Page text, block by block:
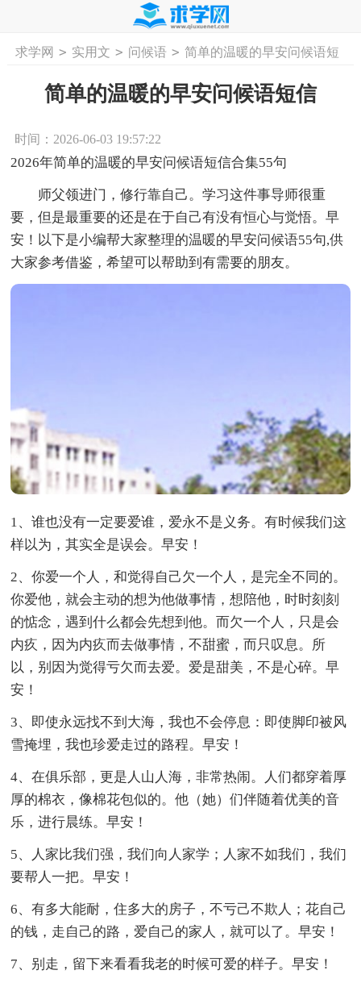
首页 工作计划 活动计划 学习计划
求学网 > 实用文 > 问候语 > 简单的温暖的早安问候语短
简单的温暖的早安问候语短信
时间：2026-06-03 19:57:22
2026年简单的温暖的早安问候语短信合集55句
师父领进门，修行靠自己。学习这件事导师很重
要，但是最重要的还是在于自己有没有恒心与觉悟。早
安！以下是小编帮大家整理的温暖的早安问候语55句,供
大家参考借鉴，希望可以帮助到有需要的朋友。
1、谁也没有一定要爱谁，爱永不是义务。有时候我们这
样以为，其实全是误会。早安！
2、你爱一个人，和觉得自己欠一个人，是完全不同的。
你爱他，就会主动的想为他做事情，想陪他，时时刻刻
的惦念，遇到什么都会先想到他。而欠一个人，只是会
内疚，因为内疚而去做事情，不甜蜜，而只叹息。所
以，别因为觉得亏欠而去爱。爱是甜美，不是心碎。早
安！
3、即使永远找不到大海，我也不会停息：即使脚印被风
雪掩埋，我也珍爱走过的路程。早安！
4、在俱乐部，更是人山人海，非常热闹。人们都穿着厚
厚的棉衣，像棉花包似的。他（她）们伴随着优美的音
乐，进行晨练。早安！
5、人家比我们强，我们向人家学；人家不如我们，我们
要帮人一把。早安！
6、有多大能耐，住多大的房子，不亏己不欺人；花自己
的钱，走自己的路，爱自己的家人，就可以了。早安！
7、别走，留下来看看我老的时候可爱的样子。早安！